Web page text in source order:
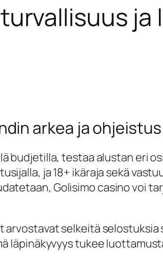
ja
arkea ja ohjeistus
budjetilla, testaa alustan eri
ja 18+ ikäraja sekä
Golisimo casino voi
arvostavat selkeitä
läpinäkyvyys tukee